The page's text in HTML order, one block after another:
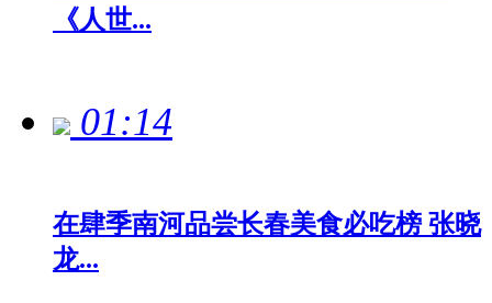
《人世...
01:14
在肆季南河品尝长春美食必吃榜 张晓
龙...